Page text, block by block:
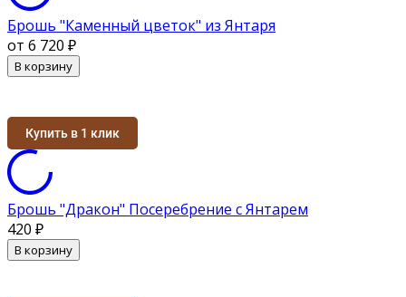
Брошь "Каменный цветок" из Янтаря
от 6 720 ₽
В корзину
Купить в 1 клик
Брошь "Дракон" Посеребрение с Янтарем
420 ₽
В корзину